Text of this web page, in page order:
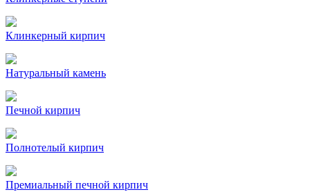
Клинкерный кирпич
Натуральный камень
Печной кирпич
Полнотелый кирпич
Премиальный печной кирпич